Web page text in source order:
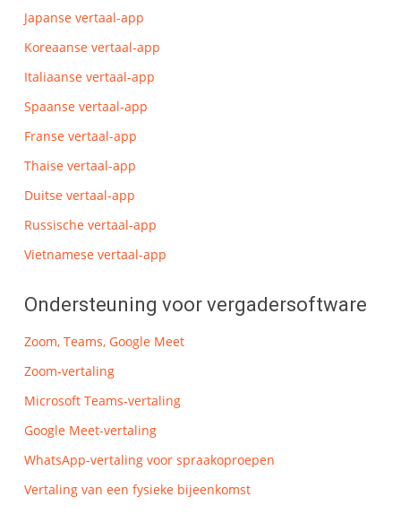
Japanse vertaal-app
Koreaanse vertaal-app
Italiaanse vertaal-app
Spaanse vertaal-app
Franse vertaal-app
Thaise vertaal-app
Duitse vertaal-app
Russische vertaal-app
Vietnamese vertaal-app
Ondersteuning voor vergadersoftware
Zoom, Teams, Google Meet
Zoom-vertaling
Microsoft Teams-vertaling
Google Meet-vertaling
WhatsApp-vertaling voor spraakoproepen
Vertaling van een fysieke bijeenkomst